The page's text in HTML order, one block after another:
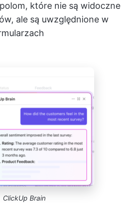
które nie są widoczne
ale są uwzględnione w
ClickUp Brain